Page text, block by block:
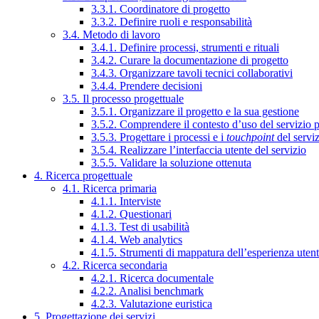
3.3.1. Coordinatore di progetto
3.3.2. Definire ruoli e responsabilità
3.4. Metodo di lavoro
3.4.1. Definire processi, strumenti e rituali
3.4.2. Curare la documentazione di progetto
3.4.3. Organizzare tavoli tecnici collaborativi
3.4.4. Prendere decisioni
3.5. Il processo progettuale
3.5.1. Organizzare il progetto e la sua gestione
3.5.2. Comprendere il contesto d’uso del servizio
3.5.3. Progettare i processi e i touchpointdel
3.5.4. Realizzare l’interfaccia utente del servizio
3.5.5. Validare la soluzione ottenuta
4. Ricerca progettuale
4.1. Ricerca primaria
4.1.1. Interviste
4.1.2. Questionari
4.1.3. Test di usabilità
4.1.4. Web analytics
4.1.5. Strumenti di mappatura dell’esperienza
4.2. Ricerca secondaria
4.2.1. Ricerca documentale
4.2.2. Analisi benchmark
4.2.3. Valutazione euristica
5. Progettazione dei servizi